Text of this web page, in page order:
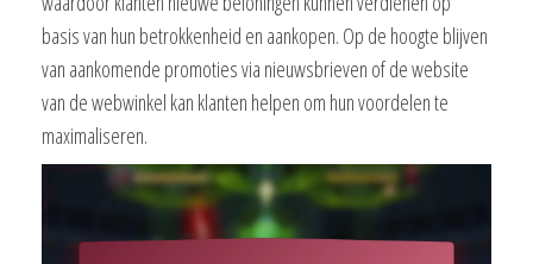
basis van hun betrokkenheid en aankopen. Op de hoogte blijven
van aankomende promoties via nieuwsbrieven of de website
van de webwinkel kan klanten helpen om hun voordelen te
maximaliseren.